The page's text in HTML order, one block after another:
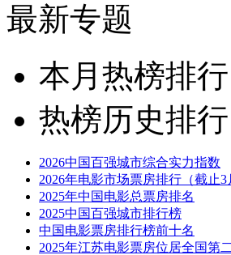
最新专题
本月热榜排行
热榜历史排行
2026中国百强城市综合实力指数
2026年电影市场票房排行（截止3
2025年中国电影总票房排名
2025中国百强城市排行榜
中国电影票房排行榜前十名
2025年江苏电影票房位居全国第二